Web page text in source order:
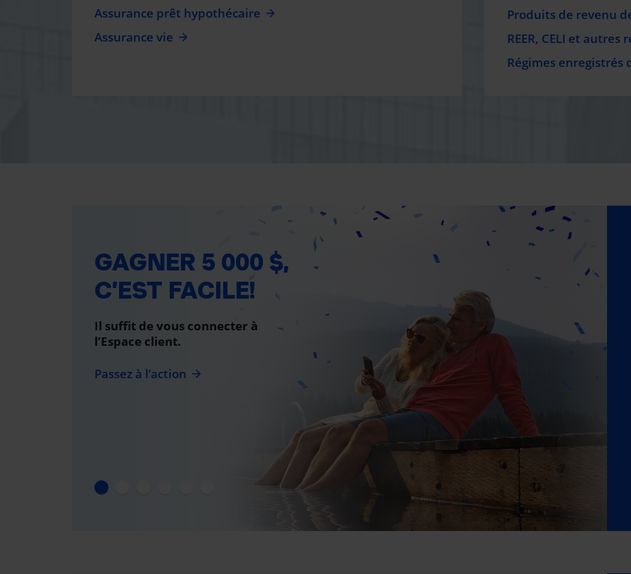
Assurance prêt hypothécaire
Assurance vie
Produits de revenu
REER, CELI et
Régimes enregistrés
GAGNER 5 000 $,
C’EST FACILE!
Il suffit de vous connecter à
l’Espace client.
Passez à l’action